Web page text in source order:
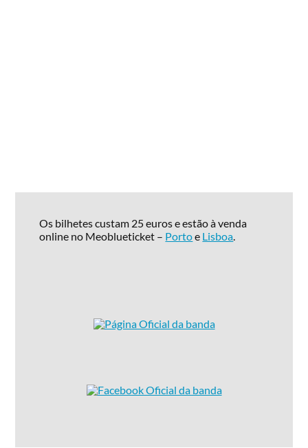
Os bilhetes custam 25 euros e estão à venda
online no Meoblueticket – Portoe Lisboa.